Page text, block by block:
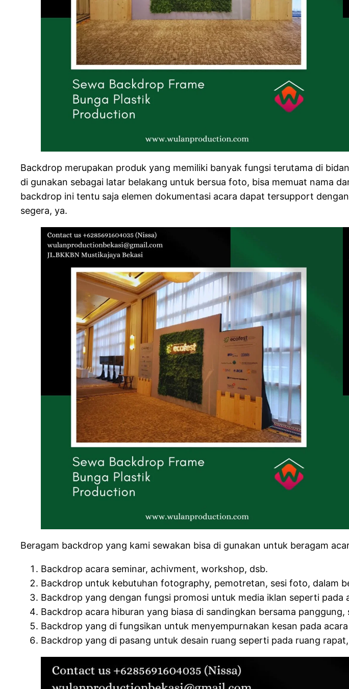
Backdrop merupakan produk yang memiliki banyak fungsi terutama di
di gunakan sebagai latar belakang untuk bersua foto, bisa memuat nama
backdrop ini tentu saja elemen dokumentasi acara dapat tersupport
segera, ya.
Beragam backdrop yang kami sewakan bisa di gunakan untuk beragam
Backdrop acara seminar, achivment, workshop, dsb.
Backdrop untuk kebutuhan fotography, pemotretan, sesi foto, dalam
Backdrop yang dengan fungsi promosi untuk media iklan seperti
Backdrop acara hiburan yang biasa di sandingkan bersama
Backdrop yang di fungsikan untuk menyempurnakan kesan pada
Backdrop yang di pasang untuk desain ruang seperti pada ruang